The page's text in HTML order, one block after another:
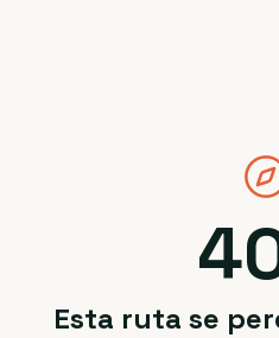
Esta ruta se